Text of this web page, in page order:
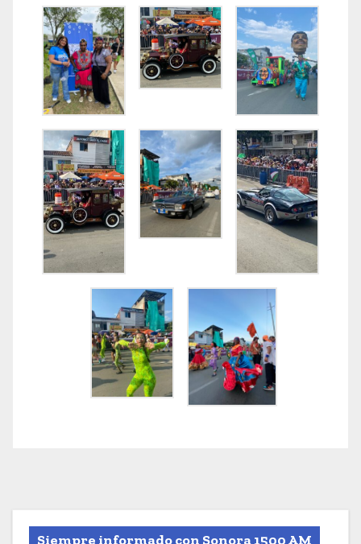
Siempre informado con Sonora 1500 AM